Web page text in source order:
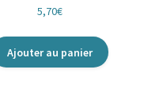
5,70€
Ajouter au panier